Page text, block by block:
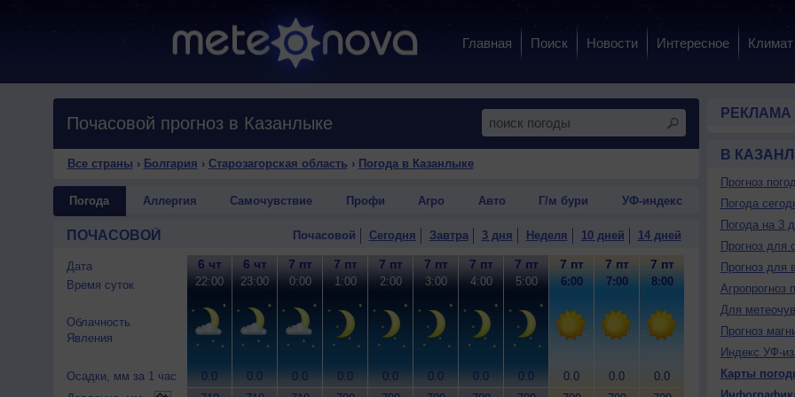
Главная Поиск Новости Интересное Климат
Почасовой прогноз в Казанлыке
Все страны › Болгария › Старозагорская область › Погода в Казанлыке
Погода Аллергия Самочувствие Профи Агро Авто Г/м бури УФ-индекс
ПОЧАСОВОЙ Почасовой Сегодня Завтра 3 дня Неделя 10 дней 14 дней
Дата
Время суток
Облачность
Явления
Осадки, мм за 1 час
6 чт
22:00
0.0
6 чт
23:00
0.0
7 пт
0:00
0.0
7 пт
1:00
0.0
7 пт
2:00
0.0
7 пт
3:00
0.0
7 пт
4:00
0.0
7 пт
5:00
0.0
7 пт
6:00
0.0
7 пт
7:00
0.0
7 пт
8:00
0.0
7 пт
0.0
7
РЕКЛАМА
В
Прогноз
Погода
Погода на 3
Прогноз для
Прогноз для
Агропрогноз
Для
Прогноз
Индекс УФ-
Карты